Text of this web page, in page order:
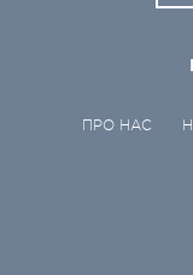
ПРО НАС